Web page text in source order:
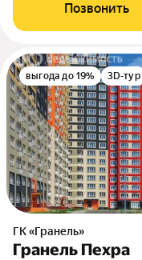
Позвонить
выгода до 19% 3D-тур
ГК «Гранель»
Гранель Пехра